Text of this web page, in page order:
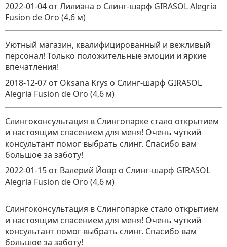
2022-01-04 от Лилиана о Слинг-шарф GIRASOL Alegria
Fusion de Oro (4,6 м)
Уютный магазин, квалифицированный и вежливый
персонал! Только положительные эмоции и яркие
впечатления!
2018-12-07 от Oksana Krys о Слинг-шарф GIRASOL
Alegria Fusion de Oro (4,6 м)
Слингоконсультация в Слингопарке стало открытием
и настоящим спасением для меня! Очень чуткий
консультант помог выбрать слинг. Спасибо вам
большое за заботу!
2022-01-15 от Валерий Йовр о Слинг-шарф GIRASOL
Alegria Fusion de Oro (4,6 м)
Слингоконсультация в Слингопарке стало открытием
и настоящим спасением для меня! Очень чуткий
консультант помог выбрать слинг. Спасибо вам
большое за заботу!